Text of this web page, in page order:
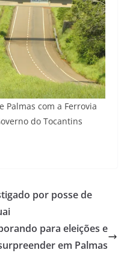
Palmas com a Ferrovia
do Tocantins
por posse de
para eleições e
em Palmas